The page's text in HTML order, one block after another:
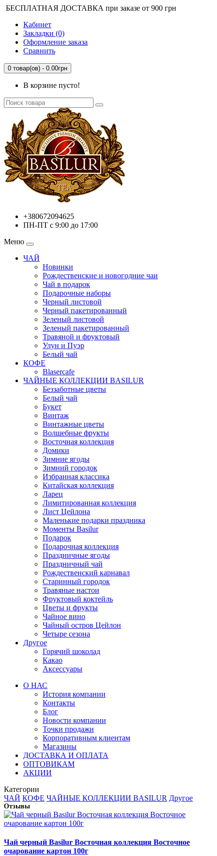
БЕСПЛАТНАЯ ДОСТАВКА при заказе от 900 грн
Кабинет
Закладки (0)
Оформление заказа
Сравнить
0 товар(ов) - 0.00грн
В корзине пусто!
+380672094625
ПН-ПТ с 9:00 до 17:00
Меню
ЧАЙ
Новинки
Рождественские и новогодние чаи
Чай в подарок
Подарочные наборы
Черный листовой
Черный пакетированный
Зеленый листовой
Зеленый пакетированный
Травяной и фруктовый
Улун и Пуэр
Белый чай
КОФЕ
Blasercafe
ЧАЙНЫЕ КОЛЛЕКЦИИ BASILUR
Беззаботные цветы
Белый чай
Букет
Винтаж
Винтажные цветы
Волшебные фрукты
Восточная коллекция
Домики
Зимние ягоды
Зимний городок
Избранная классика
Китайская коллекция
Ларец
Лимитированная коллекция
Лист Цейлона
Маленькие подарки праздника
Моменты Basilur
Подарок
Подарочная коллекция
Праздничные ягоды
Праздничный чай
Рождественский карнавал
Старинный городок
Травяные настои
Фруктовый коктейль
Цветы и фрукты
Чайное вино
Чайный остров Цейлон
Четыре сезона
Другое
Горячий шоколад
Какао
Аксессуары
О НАС
История компании
Контакты
Блог
Новости компании
Точки продажи
Корпоративным клиентам
Магазины
ДОСТАВКА И ОПЛАТА
ОПТОВИКАМ
АКЦИИ
Категории
ЧАЙ КОФЕ ЧАЙНЫЕ КОЛЛЕКЦИИ BASILUR Другое
Отзывы
Чай черный Basilur Восточная коллекция Восточное
очарование картон 100г